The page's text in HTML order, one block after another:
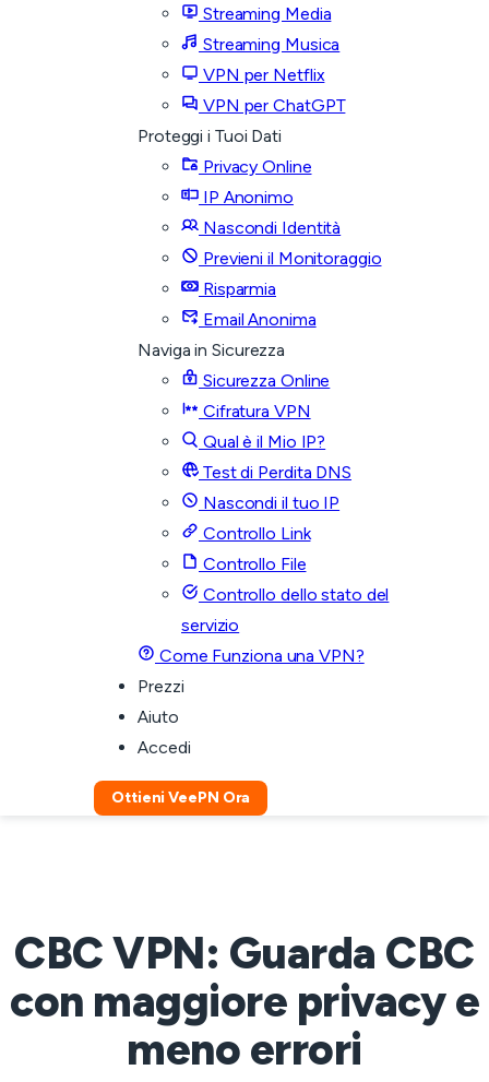
Streaming Media
Streaming Musica
VPN per Netflix
VPN per ChatGPT
Proteggi i Tuoi Dati
Privacy Online
IP Anonimo
Nascondi Identità
Previeni il Monitoraggio
Risparmia
Email Anonima
Naviga in Sicurezza
Sicurezza Online
Cifratura VPN
Qual è il Mio IP?
Test di Perdita DNS
Nascondi il tuo IP
Controllo Link
Controllo File
Controllo dello stato del
servizio
Come Funziona una VPN?
Prezzi
Aiuto
Accedi
Ottieni VeePN Ora
CBC VPN: Guarda CBC
con maggiore privacy e
meno errori